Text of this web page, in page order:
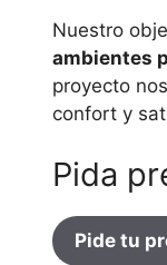
Nuestro
ambientes
proyecto
confort y
Pida
Pide tu